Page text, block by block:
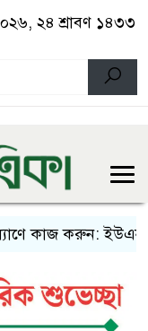
২৪ শ্রাবণ ১৪৩৩
করুন: ইউএনওদের